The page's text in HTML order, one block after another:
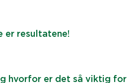
er resultatene!
hvorfor er det så viktig for